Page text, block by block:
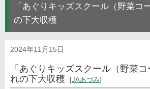
「あぐりキッズスクール（野菜
の下大収穫
2024年11月15日
「あぐりキッズスクール（野菜
れの下大収穫
JAあづみ